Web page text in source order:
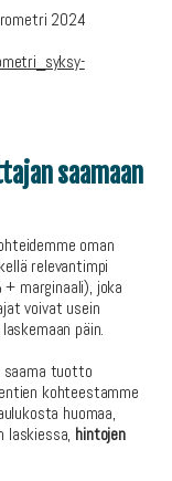
2024
saamaan
oman
relevantimpi
marginaali), joka
voivat usein
päin.
saama tuotto
kohteestamme
huomaa,
laskiessa, hintojen